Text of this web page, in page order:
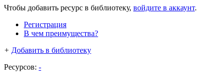
Чтобы добавить ресурс в библиотеку, войдите в аккаунт.
Регистрация
В чем преимущества?
+ Добавить в библиотеку
Ресурсов: -